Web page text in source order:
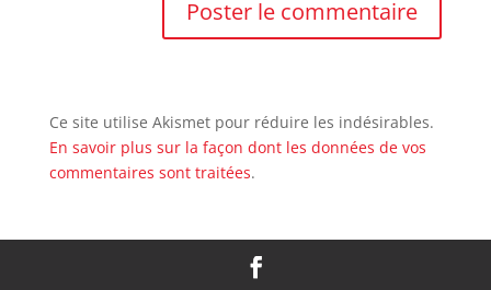
Ce site utilise Akismet pour réduire les indésirables.
En savoir plus sur la façon dont les données de vos
commentaires sont traitées.